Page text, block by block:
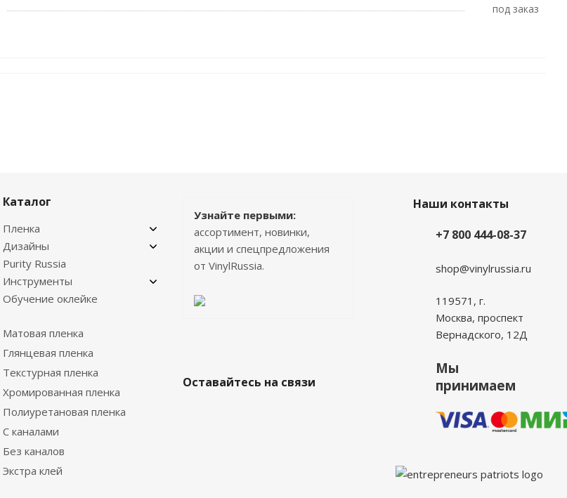
Под заказ
Каталог
Пленка
Дизайны
Purity Russia
Инструменты
Обучение оклейке
Матовая пленка
Глянцевая пленка
Текстурная пленка
Хромированная пленка
Полиуретановая пленка
С каналами
Без каналов
Экстра клей
Узнайте первыми:
ассортимент, новинки,
акции и спецпредложения
от VinylRussia.
Оставайтесь на связи
Наши контакты
+7 800 444-08-37
shop@vinylrussia.ru
119571,г.
Москва, проспект
Вернадского, 12Д
Мы
принимаем